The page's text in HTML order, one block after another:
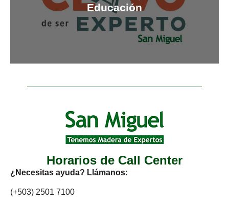
Educación
Horarios de Call Center
¿Necesitas ayuda? Llámanos:
(+503) 2501 7100